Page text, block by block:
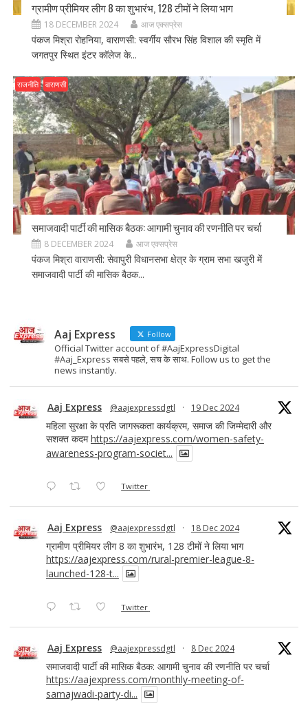
ग्रामीण प्रीमियर लीग 8 का शुभारंभ, 128 टीमों ने लिया भाग
18 DECEMBER 2024 आज एक्सप्रेस
पंकज मिश्रा रोहनिया, वाराणसी: स्वर्गीय सौरभ सिंह विशाल की स्मृति में
जगतपुर स्थित इंटर कॉलेज के...
राजनीति वाराणसी
समाजवादी पार्टी की मासिक बैठक: आगामी चुनाव की रणनीति पर चर्चा
8 DECEMBER 2024 आज एक्सप्रेस
पंकज मिश्रा वाराणसी: सेवापुरी विधानसभा क्षेत्र के ग्राम सभा खजुरी में
समाजवादी पार्टी की मासिक बैठक...
Aaj Express Follow
Official Twitter account of #AajExpressDigital
#Aaj_Express सबसे पहले, सच के साथ. Follow us to get the
news instantly.
Aaj Express @aajexpressdgtl · 19 Dec 2024
महिला सुरक्षा के प्रति जागरूकता कार्यक्रम, समाज की जिम्मेदारी और
सशक्त कदमhttps://aajexpress.com/women-safety-
awareness-program-societ...
Twitter
Aaj Express @aajexpressdgtl · 18 Dec 2024
ग्रामीण प्रीमियर लीग 8 का शुभारंभ, 128 टीमों ने लिया भाग
https://aajexpress.com/rural-premier-league-8-
launched-128-t...
Twitter
Aaj Express @aajexpressdgtl · 8 Dec 2024
समाजवादी पार्टी की मासिक बैठक: आगामी चुनाव की रणनीति पर चर्चा
https://aajexpress.com/monthly-meeting-of-
samajwadi-party-di...